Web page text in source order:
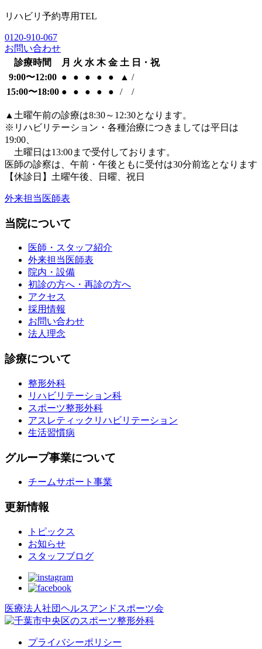
リハビリ予約専用TEL
0120-910-067
お問い合わせ
診療時間
月 火 水 木 金 土 日・祝
9:00〜12:00 ● ● ● ● ● ▲ /
15:00〜18:00 ● ● ● ● ● / /
▲ 土曜午前の診療は8:30～12:30となります。
※リハビリテーション・各種治療につきましては平日は
19:00、
土曜日は13:00まで受付しております。
医師の診察は、午前・午後ともに受付は30分前迄となります
【休診日】土曜午後、日曜、祝日
外来担当医師表
当院について
医師・スタッフ紹介
外来担当医師表
院内・設備
初診の方へ・再診の方へ
アクセス
採用情報
お問い合わせ
法人理念
診療について
整形外科
リハビリテーション科
スポーツ整形外科
アスレティックリハビリテーション
生活習慣病
グループ事業について
チームサポート事業
更新情報
トピックス
お知らせ
スタッフブログ
医療法人社団ヘルスアンドスポーツ会
プライバシーポリシー